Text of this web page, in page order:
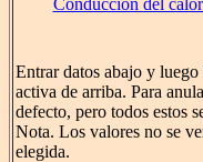
Conducción del
Entrar datos abajo y
activa de arriba. Para
defecto, pero todos estos
Nota. Los valores no se
elegida.